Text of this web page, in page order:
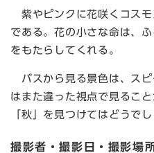
紫やピンクに花咲くコス
である。花の小さな命は、
をもたらしてくれる。
バスから見る景色は、スピ
はまた違った視点で見るこ
「秋」を見つけてはどうでし
撮影者・撮影日・撮影場